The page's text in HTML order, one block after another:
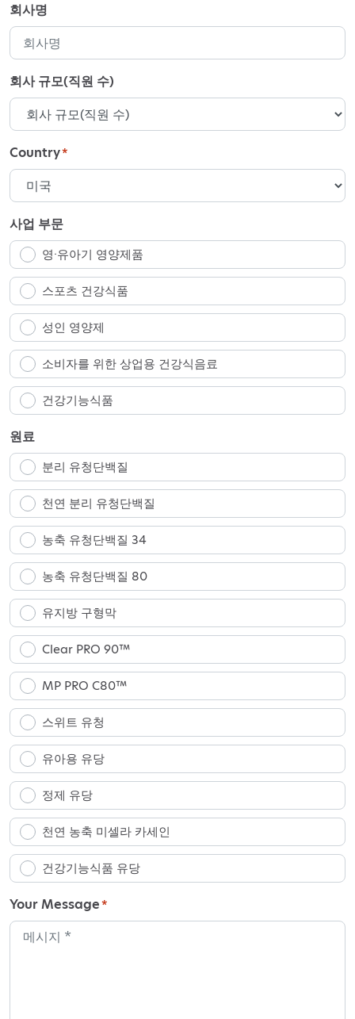
회사명
회사 규모(직원 수)
Country*
사업 부문
영·유아기 영양제품
스포츠 건강식품
성인 영양제
소비자를 위한 상업용 건강식음료
건강기능식품
원료
분리 유청단백질
천연 분리 유청단백질
농축 유청단백질 34
농축 유청단백질 80
유지방 구형막
Clear PRO 90™
MP PRO C80™
스위트 유청
유아용 유당
정제 유당
천연 농축 미셀라 카세인
건강기능식품 유당
Your Message*